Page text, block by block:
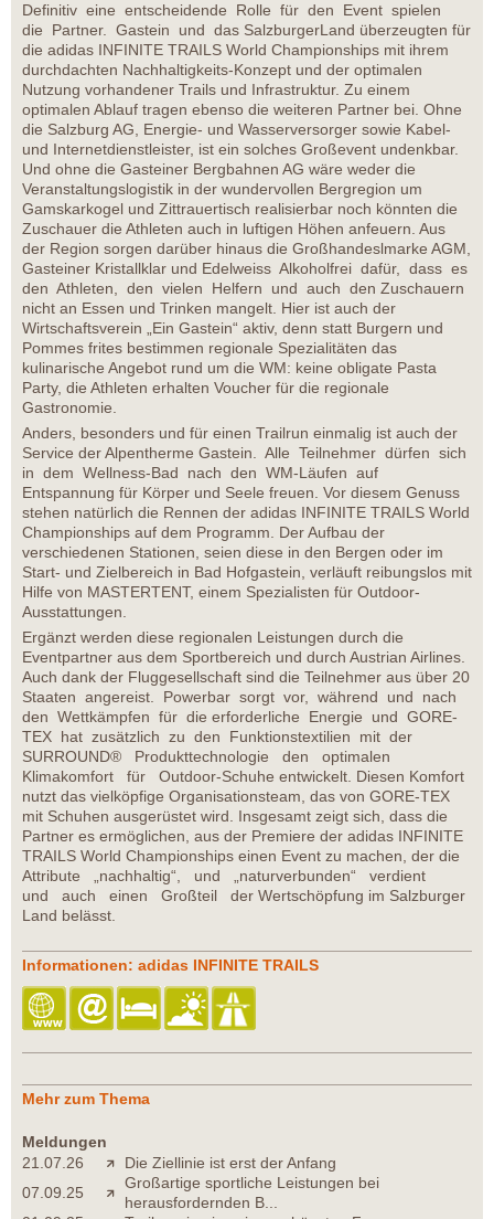
Definitiv eine entscheidende Rolle für den Event spielen
die Partner. Gastein und das SalzburgerLand überzeugten für
die adidas INFINITE TRAILS World Championships mit ihrem
durchdachten Nachhaltigkeits-Konzept und der optimalen
Nutzung vorhandener Trails und Infrastruktur. Zu einem
optimalen Ablauf tragen ebenso die weiteren Partner bei. Ohne
die Salzburg AG, Energie- und Wasserversorger sowie Kabel-
und Internetdienstleister, ist ein solches Großevent undenkbar.
Und ohne die Gasteiner Bergbahnen AG wäre weder die
Veranstaltungslogistik in der wundervollen Bergregion um
Gamskarkogel und Zittrauertisch realisierbar noch könnten die
Zuschauer die Athleten auch in luftigen Höhen anfeuern. Aus
der Region sorgen darüber hinaus die Großhandeslmarke AGM,
Gasteiner Kristallklar und Edelweiss Alkoholfrei dafür, dass es
den Athleten, den vielen Helfern und auch den Zuschauern
nicht an Essen und Trinken mangelt. Hier ist auch der
Wirtschaftsverein „Ein Gastein“ aktiv, denn statt Burgern und
Pommes frites bestimmen regionale Spezialitäten das
kulinarische Angebot rund um die WM: keine obligate Pasta
Party, die Athleten erhalten Voucher für die regionale
Gastronomie.
Anders, besonders und für einen Trailrun einmalig ist auch der
Service der Alpentherme Gastein. Alle Teilnehmer dürfen sich
in dem Wellness-Bad nach den WM-Läufen auf
Entspannung für Körper und Seele freuen. Vor diesem Genuss
stehen natürlich die Rennen der adidas INFINITE TRAILS World
Championships auf dem Programm. Der Aufbau der
verschiedenen Stationen, seien diese in den Bergen oder im
Start- und Zielbereich in Bad Hofgastein, verläuft reibungslos mit
Hilfe von MASTERTENT, einem Spezialisten für Outdoor-
Ausstattungen.
Ergänzt werden diese regionalen Leistungen durch die
Eventpartner aus dem Sportbereich und durch Austrian Airlines.
Auch dank der Fluggesellschaft sind die Teilnehmer aus über 20
Staaten angereist. Powerbar sorgt vor, während und nach
den Wettkämpfen für die erforderliche Energie und GORE-
TEX hat zusätzlich zu den Funktionstextilien mit der
SURROUND® Produkttechnologie den optimalen
Klimakomfort für Outdoor-Schuhe entwickelt. Diesen Komfort
nutzt das vielköpfige Organisationsteam, das von GORE-TEX
mit Schuhen ausgerüstet wird. Insgesamt zeigt sich, dass die
Partner es ermöglichen, aus der Premiere der adidas INFINITE
TRAILS World Championships einen Event zu machen, der die
Attribute „nachhaltig“, und „naturverbunden“ verdient
und auch einen Großteil der Wertschöpfung im Salzburger
Land belässt.
Informationen: adidas INFINITE TRAILS
Mehr zum Thema
Meldungen
21.07.26
Die Ziellinie ist erst der Anfang
07.09.25
Großartige sportliche Leistungen bei
herausfordernden B...